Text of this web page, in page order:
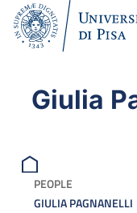
Giulia
PEOPLE
GIULIA PAGNANELLI